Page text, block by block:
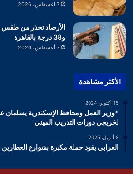
7 أغسطس، 2026
الأرصاد تحذر من طقس
و38 درجة بالقاهرة
7 أغسطس، 2026
الأكثر مشاهدة
15 أكتوبر، 2024
*وزير العمل ومحافظ الإسكندرية يسلمان
لخريجي دورات التدريب المهني
8 أبريل، 2025
العرابي يقود حملة مكبرة بشوارع